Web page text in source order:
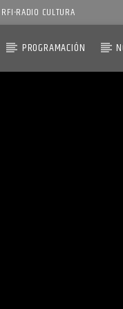
RADIO CULTURA
PROGRAMACIÓN